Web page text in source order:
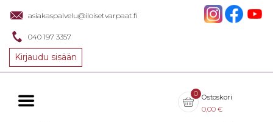
asiakaspalvelu@iloisetvarpaat.fi
040 197 3357
Kirjaudu sisään
0 Ostoskori
0,00 €